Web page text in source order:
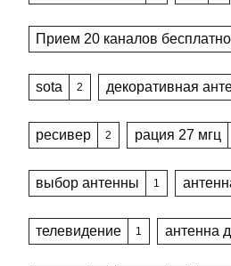
Прием 20 каналов
sota 2 декоративная
ресивер 2 рация 27 мгц
выбор антенны 1
телевидение 1 антенна